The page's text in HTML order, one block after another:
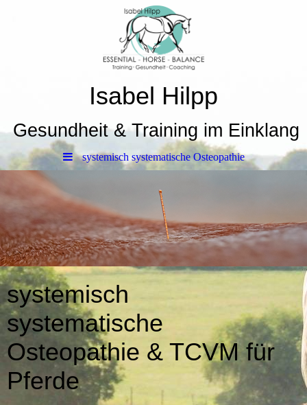
Isabel Hilpp
Gesundheit & Training im Einklang
systemisch systematische Osteopathie
systemisch
systematische
Osteopathie & TCVM für
Pferde